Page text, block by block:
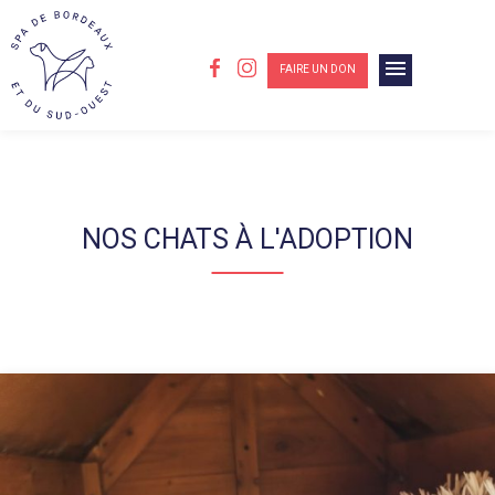
FAIRE UN DON menu
NOS CHATS À L'ADOPTION